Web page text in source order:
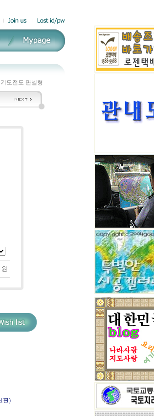
도전도 판넬형
원
판)